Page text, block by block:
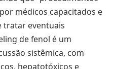
médicos capacitados e
tratar eventuais
de fenol é um
sistêmica, com
hepatotóxicos e